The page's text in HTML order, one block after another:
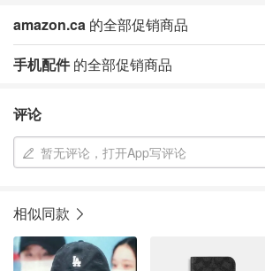
amazon.ca 的全部促销商品
手机配件的全部促销商品
评论
暂无评论，打开App写评论
相似同款